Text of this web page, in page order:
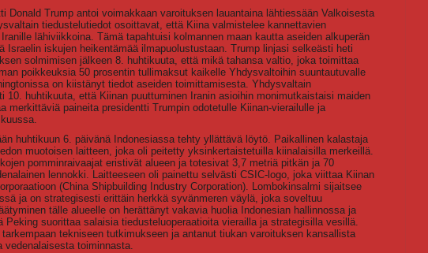
Donald Trump antoi voimakkaan varoituksen lauantaina lähtiessään Valkoisesta
tiedustelutiedot osoittavat, että Kiina valmistelee kannettavien
lähiviikkoina. Tämä tapahtuisi kolmannen maan kautta aseiden alkuperän
Israelin iskujen heikentämää ilmapuolustustaan. Trump linjasi selkeästi heti
solmimisen jälkeen 8. huhtikuuta, että mikä tahansa valtio, joka toimittaa
poikkeuksia 50 prosentin tullimaksut kaikelle Yhdysvaltoihin suuntautuvalle
on kiistänyt tiedot aseiden toimittamisesta. Yhdysvaltain
10. huhtikuuta, että Kiinan puuttuminen Iranin asioihin monimutkaistaisi maiden
merkittäviä paineita presidentti Trumpin odotetulle Kiinan-vierailulle ja
huhtikuun 6. päivänä Indonesiassa tehty yllättävä löytö. Paikallinen kalastaja
muotoisen laitteen, joka oli peitetty yksinkertaistetuilla kiinalaisilla merkeillä.
pomminraivaajat eristivät alueen ja totesivat 3,7 metriä pitkän ja 70
lennokki. Laitteeseen oli painettu selvästi CSIC-logo, joka viittaa Kiinan
(China Shipbuilding Industry Corporation). Lombokinsalmi sijaitsee
ja on strategisesti erittäin herkkä syvänmeren väylä, joka soveltuu
tälle alueelle on herättänyt vakavia huolia Indonesian hallinnossa ja
suorittaa salaisia tiedusteluoperaatioita vierailla ja strategisilla vesillä.
tekniseen tutkimukseen ja antanut tiukan varoituksen kansallista
toiminnasta.